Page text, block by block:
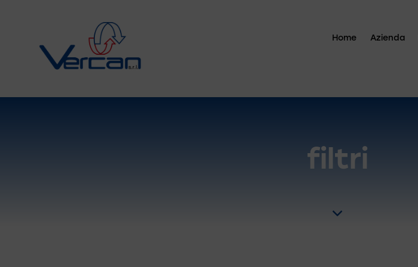
Home Azienda
filtri